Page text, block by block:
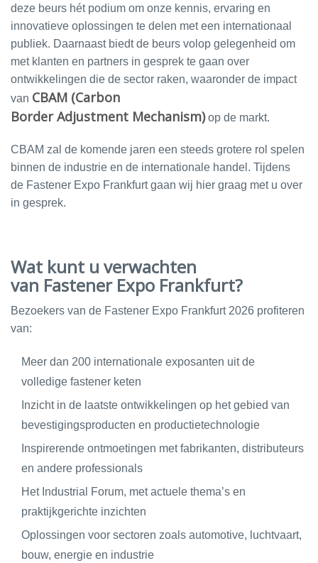
deze beurs hét podium om onze kennis, ervaring en
innovatieve oplossingen te delen met een internationaal
publiek. Daarnaast biedt de beurs volop gelegenheid om
met klanten en partners in gesprek te gaan over
ontwikkelingen die de sector raken, waaronder de impact
van CBAM (Carbon
Border Adjustment Mechanism)op de markt.
CBAM zal de komende jaren een steeds grotere rol spelen
binnen de industrie en de internationale handel. Tijdens
de Fastener Expo Frankfurt gaan wij hier graag met u over
in gesprek.
Wat kunt u verwachten
van Fastener Expo Frankfurt?
Bezoekers van de Fastener Expo Frankfurt 2026 profiteren
van:
Meer dan 200 internationale exposanten uit de
volledige fastener keten
Inzicht in de laatste ontwikkelingen op het gebied van
bevestigingsproducten en productietechnologie
Inspirerende ontmoetingen met fabrikanten, distributeurs
en andere professionals
Het Industrial Forum, met actuele thema’s en
praktijkgerichte inzichten
Oplossingen voor sectoren zoals automotive, luchtvaart,
bouw, energie en industrie